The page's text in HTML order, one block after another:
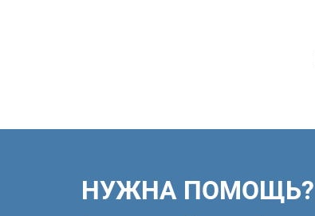
НУЖНА ПОМОЩЬ?